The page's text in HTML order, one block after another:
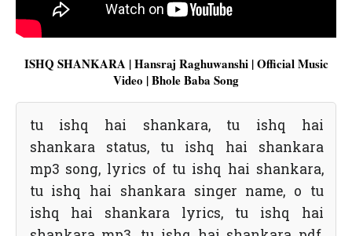
ISHQ SHANKARA | Hansraj Raghuwanshi | Official Music
Video | Bhole Baba Song
tu ishq hai shankara, tu ishq hai
shankara status, tu ishq hai shankara
mp3 song, lyrics of tu ishq hai shankara,
tu ishq hai shankara singer name, o tu
ishq hai shankara lyrics, tu ishq hai